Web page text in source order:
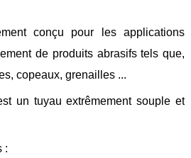
conçu pour les applications
de produits abrasifs tels que,
copeaux, grenailles ...
un tuyau extrêmement souple et
: